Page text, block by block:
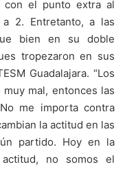
con el punto extra al
2. Entretanto, a las
bien en su doble
tropezaron en sus
Guadalajara. “Los
mal, entonces las
me importa contra
la actitud en las
partido. Hoy en la
actitud, no somos el